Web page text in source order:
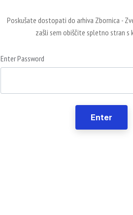
Poskušate dostopati do arhiva Zbornica -
zašli sem obiščite spletno stran s
Enter Password
Enter